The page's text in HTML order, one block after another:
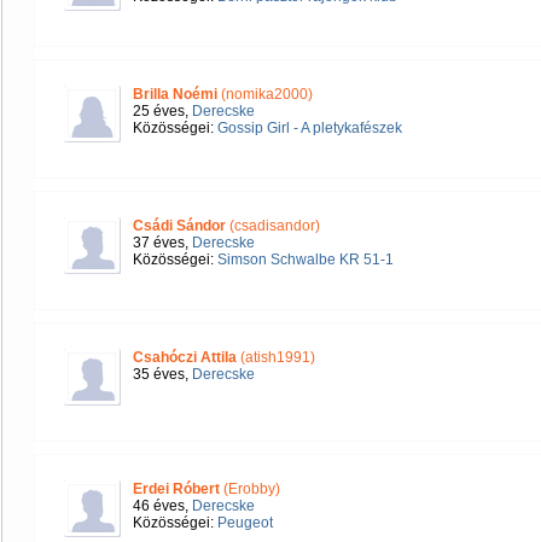
Brilla Noémi (nomika2000)
25 éves, Derecske
Közösségei: Gossip Girl - A pletykafészek
Csádi Sándor (csadisandor)
37 éves, Derecske
Közösségei: Simson Schwalbe KR 51-1
Csahóczi Attila (atish1991)
35 éves, Derecske
Erdei Róbert (Erobby)
46 éves, Derecske
Közösségei: Peugeot